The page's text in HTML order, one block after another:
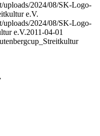
uploads/2024/08/SK-Logo-
e.V.
uploads/2024/08/SK-Logo-
e.V.2011-04-01